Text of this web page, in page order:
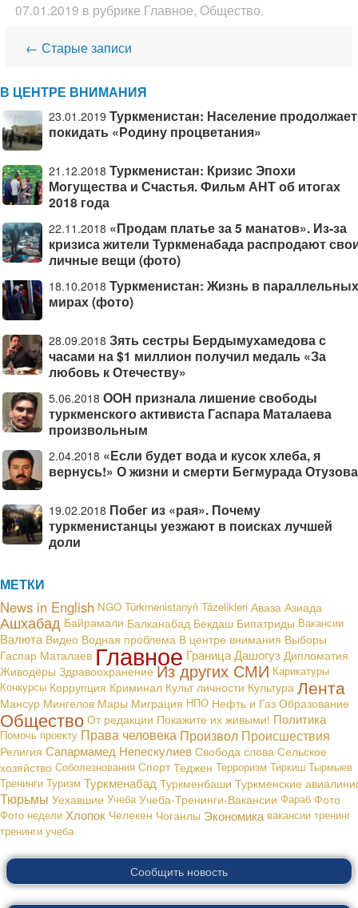
07.01.2019 в рубрике Главное, Общество.
Навигация
← Старые записи
В ЦЕНТРЕ ВНИМАНИЯ
23.01.2019 Туркменистан: Население продолжает
покидать «Родину процветания»
21.12.2018 Туркменистан: Кризис Эпохи
Могущества и Счастья. Фильм АНТ об итогах
2018 года
22.11.2018 «Продам платье за 5 манатов». Из-за
кризиса жители Туркменабада распродают
личные вещи (фото)
18.10.2018 Туркменистан: Жизнь в параллельных
мирах (фото)
28.09.2018 Зять сестры Бердымухамедова с
часами на $1 миллион получил медаль «За
любовь к Отечеству»
5.06.2018 ООН признала лишение свободы
туркменского активиста Гаспара Маталаева
произвольным
2.04.2018 «Если будет вода и кусок хлеба, я
вернусь!» О жизни и смерти Бегмурада Отузова
19.02.2018 Побег из «рая». Почему
туркменистанцы уезжают в поисках лучшей
доли
МЕТКИ
News in English NGO Türkmenistanyň Täzelikleri Аваза Азиада
Ашхабад Байрамали Балканабад Бекдаш Бипатриды Вакансии
Валюта Видео Водная проблема В центре внимания Выборы
Гаспар Маталаев Главное ГраницаДашогуз Дипломатия
Живодёры Здравоохранение Из других СМИ Карикатуры
Конкурсы Коррупция Криминал Культ личности Культура Лента
Мансур Мингелов Мары Миграция НПО Нефть и Газ Образование
Общество От редакции Покажите их живыми! Политика
Помочь проекту Права человека Произвол Происшествия
Религия Сапармамед Непескулиев Свобода слова Сельское
хозяйство Соболезнования Спорт Теджен Терроризм Тиркиш Тырмыев
Тренинги Туризм Туркменабад Туркменбаши Туркменские
Тюрьмы Уехавшие Учеба Учеба-Тренинги-Вакансии Фараб Фото
Фото недели Хлопок Челекен Чоганлы Экономика вакансии тренинг
тренинги учеба
Сообщить новость